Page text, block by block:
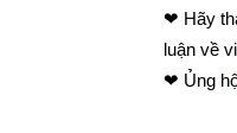
❤ Hãy
luận về
❤ Ủng